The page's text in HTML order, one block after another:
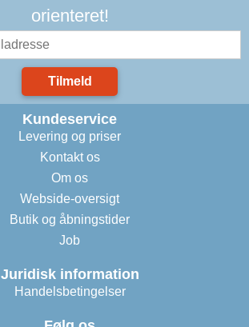
orienteret!
Tilmeld
Kundeservice
Levering og priser
Kontakt os
Om os
Webside-oversigt
Butik og åbningstider
Job
Juridisk information
Handelsbetingelser